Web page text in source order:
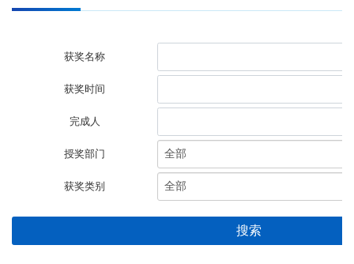
获奖名称
获奖时间
完成人
授奖部门
获奖类别
搜索